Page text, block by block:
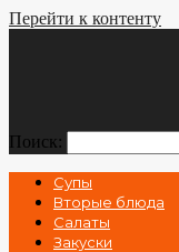
Перейти к контенту
Поиск:
Супы
Вторые блюда
Салаты
Закуски